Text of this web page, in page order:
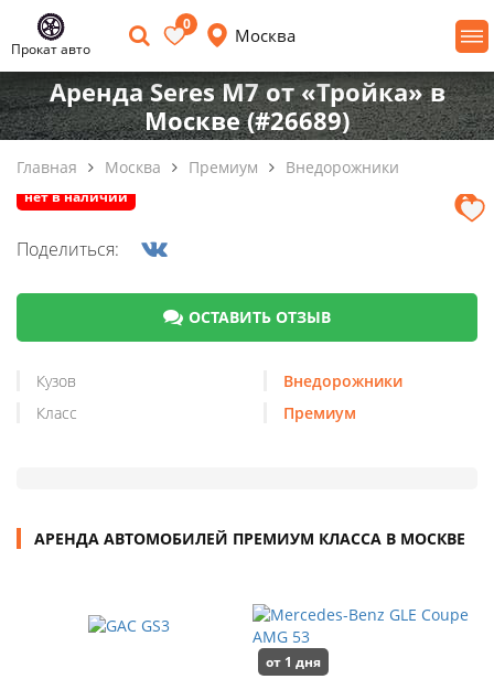
Прокат авто
0
Москва
Аренда Seres M7 от «Тройка» в
Москве (#26689)
Главная Москва Премиум Внедорожники
нет в наличии
Поделиться:
ОСТАВИТЬ ОТЗЫВ
Кузов
Внедорожники
Класс
Премиум
АРЕНДА АВТОМОБИЛЕЙ ПРЕМИУМ КЛАССА В МОСКВЕ
от 1 дня